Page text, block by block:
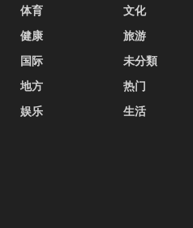
体育
健康
国际
地方
娱乐
文化
旅游
未分類
热门
生活